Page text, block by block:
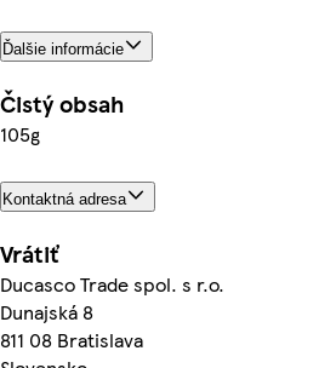
Ďalšie informácie
Čistý obsah
105g
Kontaktná adresa
Vrátiť
Ducasco Trade spol. s r.o.
Dunajská 8
811 08 Bratislava